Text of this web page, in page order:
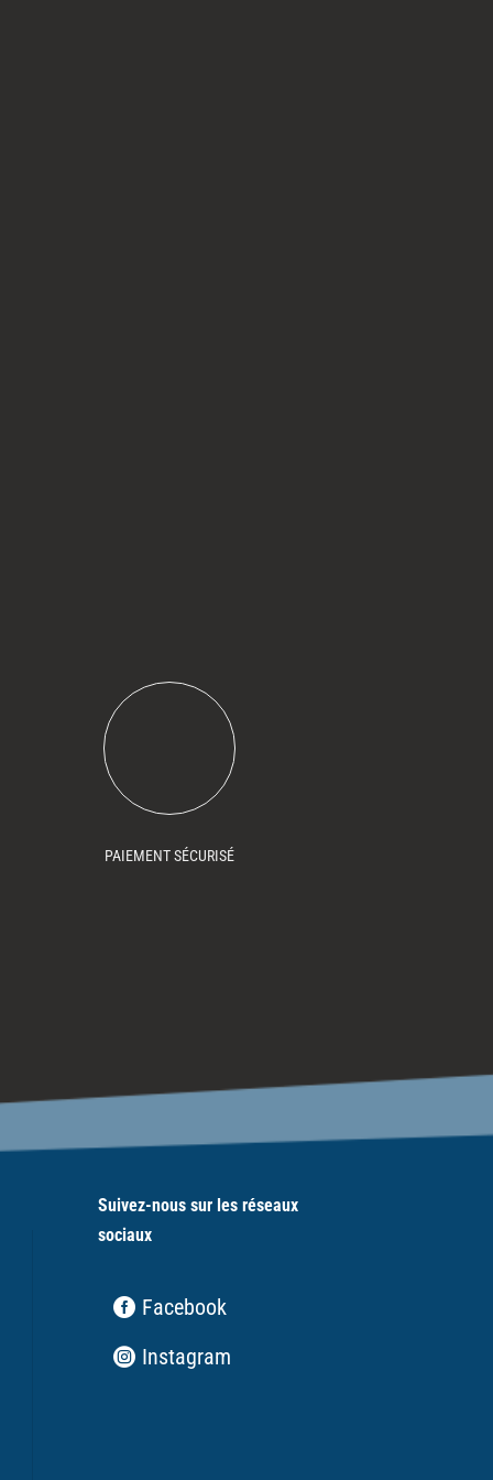
PAIEMENT SÉCURISÉ
Suivez-nous sur les réseaux
sociaux
Facebook
Instagram